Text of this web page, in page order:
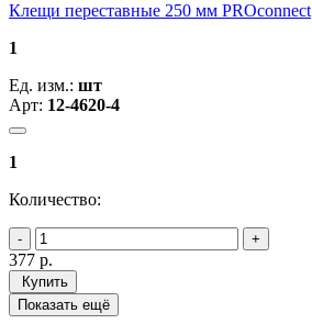
Клещи переставные 250 мм PROconnect
1
Ед. изм.: шт
Арт: 12-4620-4
1
Количество:
377 р.
Купить
Показать ещё